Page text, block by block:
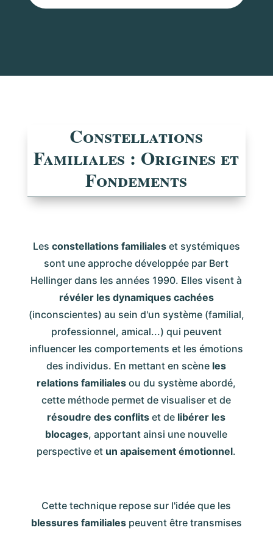
Constellations
Familiales : Origines et
Fondements
Les constellations familialeset systémiques
sont une approche développée par Bert
Hellinger dans les années 1990. Elles visent à
révéler les dynamiques cachées
(inconscientes) au sein d'un système (familial,
professionnel, amical...) qui peuvent
influencer les comportements et les émotions
des individus. En mettant en scène les
relations familialesou du système abordé,
cette méthode permet de visualiser et de
résoudre des conflits et de libérer les
blocages, apportant ainsi une nouvelle
perspective et un apaisement émotionnel.
Cette technique repose sur l'idée que les
blessures familialespeuvent être transmises